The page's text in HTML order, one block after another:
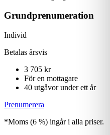
Grundprenumeration
Individ
Betalas årsvis
3 705 kr
För en mottagare
40 utgåvor under ett år
Prenumerera
*Moms (6 %) ingår i alla priser.